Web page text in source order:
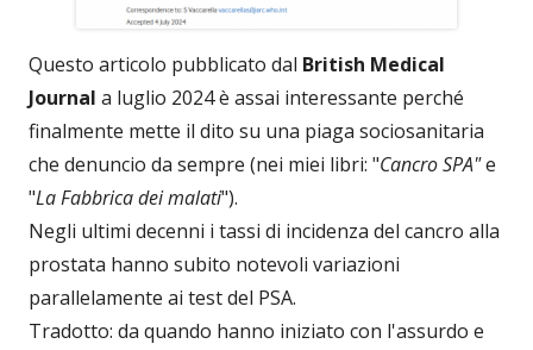
Questo articolo pubblicato dal British Medical
Journal a luglio 2024 è assai interessante perché
finalmente mette il dito su una piaga sociosanitaria
che denuncio da sempre (nei miei libri: "Cancro SPA"e
"La Fabbrica dei malati").
Negli ultimi decenni i tassi di incidenza del cancro alla
prostata hanno subito notevoli variazioni
parallelamente ai test del PSA.
Tradotto: da quando hanno iniziato con l'assurdo e